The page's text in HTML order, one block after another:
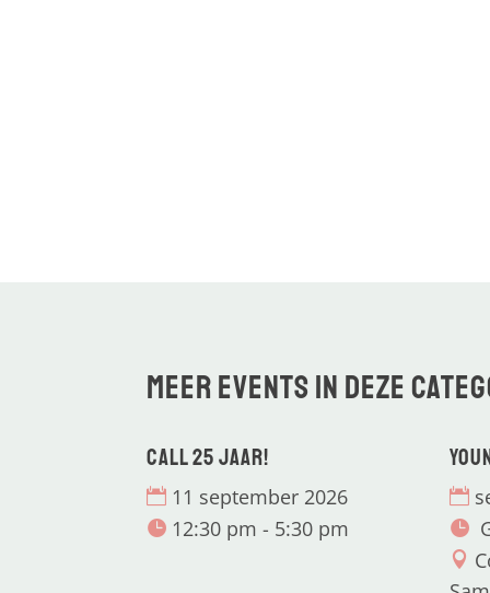
Meer events in deze
CALL 25 jaar!
11 september 2026
12:30 pm - 5:30 pm